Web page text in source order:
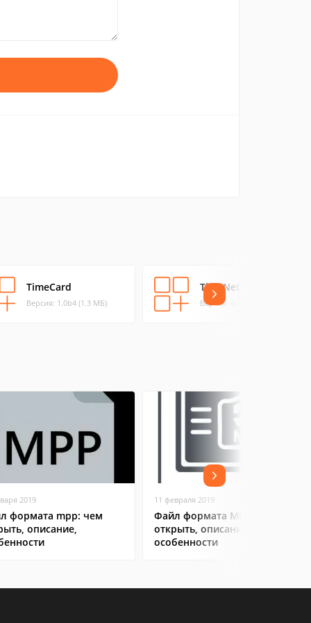
TimeCard
Версия: 1.0b4 (1.3 МБ)
TimeNet
Версия: 4.0.7 (9.22 МБ)
2019
формата mpp: чем
описание,
11 февраля 2019
Файл формата MP4: чем
открыть, описание,
особенности